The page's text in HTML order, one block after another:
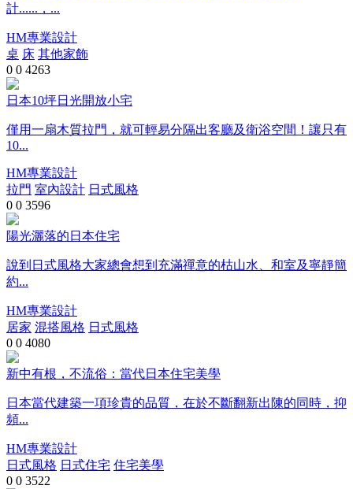
計......，...
HM專業設計
桌 床 其他家飾
0 0 4263
日本10坪日光開放小宅
僅用一扇木質拉門，就可輕易分隔出客廳及衛浴空間！讓只有
10...
HM專業設計
拉門 室內設計 日式風格
0 0 3596
陽光灑落的日本住宅
說到日式風格大家總會想到充滿禪意的枯山水、和室及寧靜簡
約...
HM專業設計
居家 混搭風格 日式風格
0 0 4080
新中有根，不流俗：當代日本住宅美學
日本當代建築一項珍貴的品質，在於不斷翻新出陳的同時，抑
頻...
HM專業設計
日式風格 日式住宅 住宅美學
0 0 3522